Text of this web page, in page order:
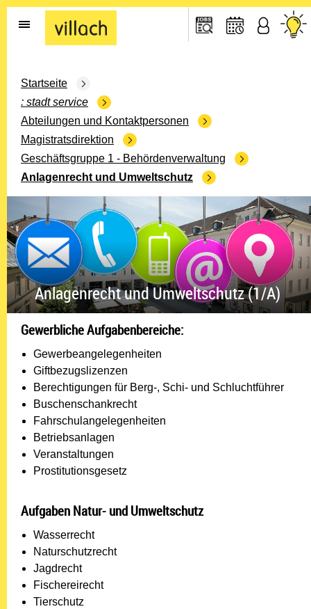
Gehe zur Startseite
Startseite
stadt service
Abteilungen und Kontaktpersonen
Magistratsdirektion
Geschäftsgruppe 1 - Behördenverwaltung
Anlagenrecht und Umweltschutz
Anlagenrecht und Umweltschutz (1/A)
Gewerbliche Aufgabenbereiche:
Gewerbeangelegenheiten
Giftbezugslizenzen
Berechtigungen für Berg-, Schi- und Schluchtführer
Buschenschankrecht
Fahrschulangelegenheiten
Betriebsanlagen
Veranstaltungen
Prostitutionsgesetz
Aufgaben Natur- und Umweltschutz
Wasserrecht
Naturschutzrecht
Jagdrecht
Fischereirecht
Tierschutz